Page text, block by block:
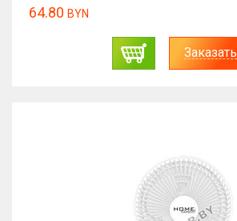
64.80 BYN
Заказать